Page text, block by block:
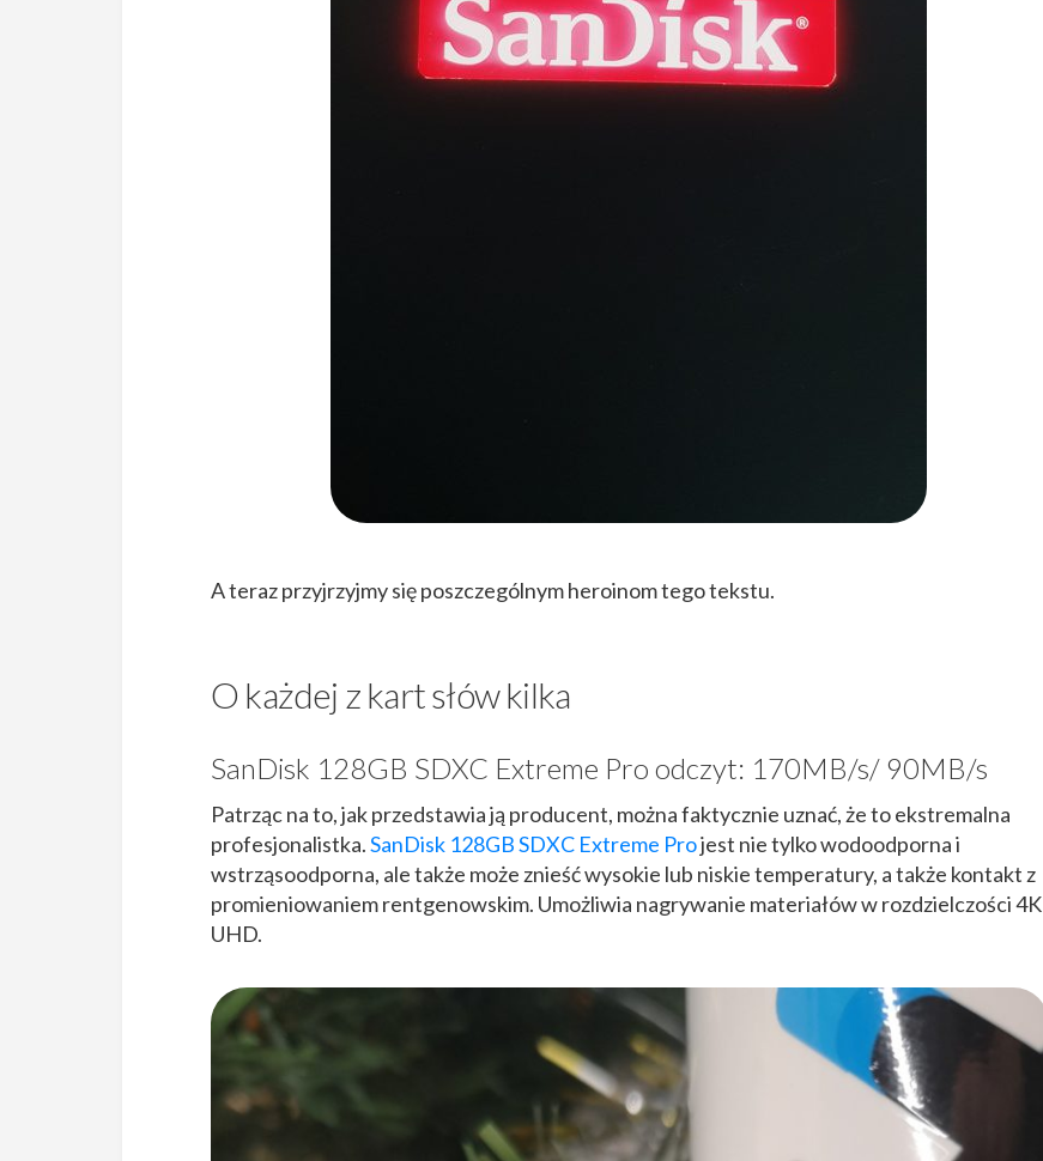
A teraz przyjrzyjmy się poszczególnym heroinom tego tekstu.
O każdej z kart słów kilka
SanDisk 128GB SDXC Extreme Pro odczyt: 170MB/s/ 90MB/s
Patrząc na to, jak przedstawia ją producent, można faktycznie uznać, że to ekstremalna
profesjonalistka.SanDisk 128GB SDXC Extreme Projest nie tylko wodoodporna i
wstrząsoodporna, ale także może znieść wysokie lub niskie temperatury, a także kontakt z
promieniowaniem rentgenowskim. Umożliwia nagrywanie materiałów w rozdzielczości 4K
UHD.